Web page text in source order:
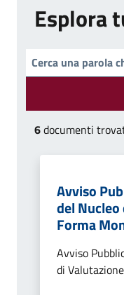
Esplora
6documenti
Avviso
del
Forma
Avviso
di